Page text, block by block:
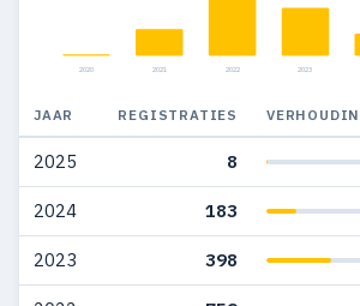
2020 2021 2022 2023
JAAR REGISTRATIES
2025 8
2024 183
2023 398